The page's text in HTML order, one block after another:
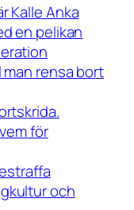
Kalle Anka
en pelikan
man rensa bort
för
och